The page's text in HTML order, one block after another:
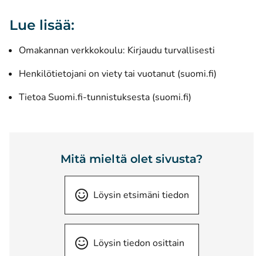
Lue lisää:
Omakannan verkkokoulu: Kirjaudu turvallisesti
Henkilötietojani on viety tai vuotanut (suomi.fi)
Tietoa Suomi.fi-tunnistuksesta (suomi.fi)
Mitä mieltä olet sivusta?
Löysin etsimäni tiedon
Löysin tiedon osittain